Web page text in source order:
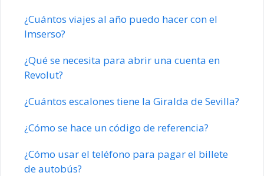
¿Cuántos viajes al año puedo hacer con el
Imserso?
¿Qué se necesita para abrir una cuenta en
Revolut?
¿Cuántos escalones tiene la Giralda de Sevilla?
¿Cómo se hace un código de referencia?
¿Cómo usar el teléfono para pagar el billete
de autobús?